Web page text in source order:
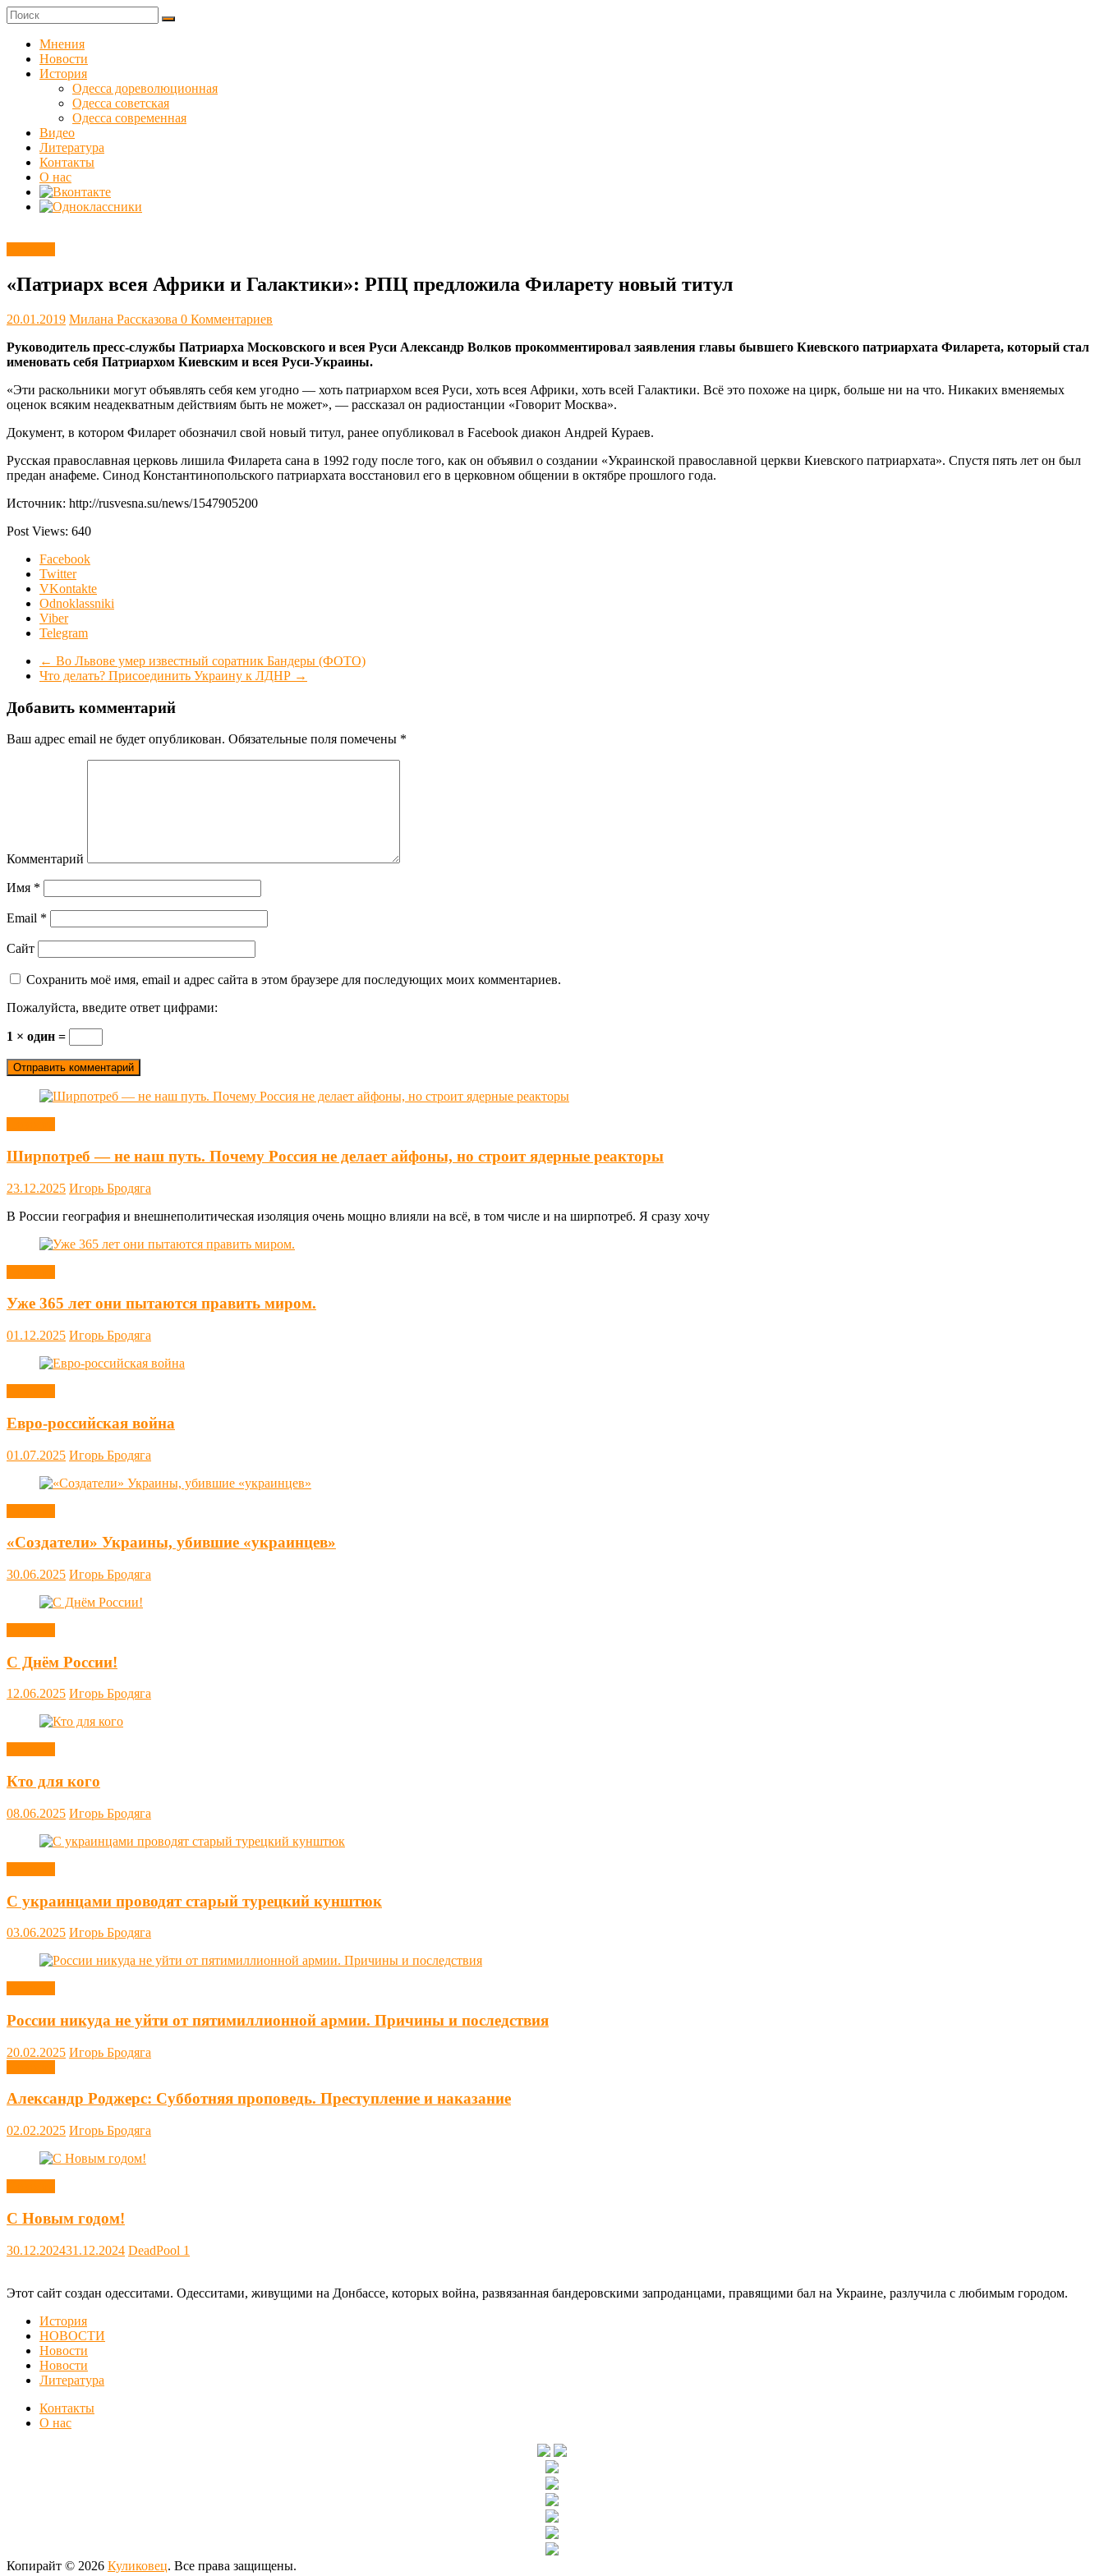
Skip
to
content
Куликовец
Сайт
одесского
сопротивления
Мнения
Новости
История
Одесса дореволюционная
Одесса советская
Одесса современная
Видео
Литература
Контакты
О нас
«Патриарх всея Африки и Галактики»: РПЦ предложила Филарету новый титул
20.01.2019 Милана Рассказова 0 Комментариев
Руководитель пресс-службы Патриарха Московского и всея Руси Александр Волков прокомментировал заявления главы бывшего Киевского патриархата Филарета, который стал
именовать себя Патриархом Киевским и всея Руси-Украины.
«Эти раскольники могут объявлять себя кем угодно — хоть патриархом всея Руси, хоть всея Африки, хоть всей Галактики. Всё это похоже на цирк, больше ни на что. Никаких вменяемых
оценок всяким неадекватным действиям быть не может», — рассказал он радиостанции «Говорит Москва».
Документ, в котором Филарет обозначил свой новый титул, ранее опубликовал в Facebook диакон Андрей Кураев.
Русская православная церковь лишила Филарета сана в 1992 году после того, как он объявил о создании «Украинской православной церкви Киевского патриархата». Спустя пять лет он был
предан анафеме. Синод Константинопольского патриархата восстановил его в церковном общении в октябре прошлого года.
Источник: http://rusvesna.su/news/1547905200
Post Views: 640
Facebook
Twitter
VKontakte
Odnoklassniki
Viber
Telegram
← Во Львове умер известный соратник Бандеры (ФОТО)
Что делать? Присоединить Украину к ЛДНР →
Добавить комментарий
Ваш адрес email не будет опубликован. Обязательные поля помечены *
Комментарий
Имя *
Email *
Сайт
Сохранить моё имя, email и адрес сайта в этом браузере для последующих моих комментариев.
Пожалуйста, введите ответ цифрами:
1 × один =
Ширпотреб — не наш путь. Почему Россия не делает айфоны, но строит ядерные реакторы
23.12.2025 Игорь Бродяга
В России география и внешнеполитическая изоляция очень мощно влияли на всё, в том числе и на ширпотреб. Я сразу хочу
Уже 365 лет они пытаются править миром.
01.12.2025 Игорь Бродяга
Евро-российская война
01.07.2025 Игорь Бродяга
«Создатели» Украины, убившие «украинцев»
30.06.2025 Игорь Бродяга
С Днём России!
12.06.2025 Игорь Бродяга
Кто для кого
08.06.2025 Игорь Бродяга
С украинцами проводят старый турецкий кунштюк
03.06.2025 Игорь Бродяга
России никуда не уйти от пятимиллионной армии. Причины и последствия
20.02.2025 Игорь Бродяга
Александр Роджерс: Субботняя проповедь. Преступление и наказание
02.02.2025 Игорь Бродяга
С Новым годом!
30.12.202431.12.2024 DeadPool 1
Этот сайт создан одесситами. Одесситами, живущими на Донбассе, которых война, развязанная бандеровскими запроданцами, правящими бал на Украине, разлучила с любимым городом.
История
НОВОСТИ
Новости
Новости
Литература
Контакты
О нас
Копирайт © 2026 Куликовец. Все права защищены.